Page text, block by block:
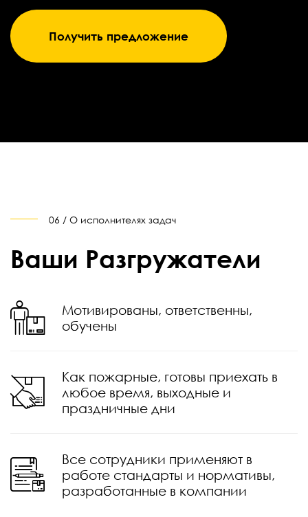
06 / О исполнителях задач
Ваши Разгружатели
Мотивированы, ответственны,
обучены
Как пожарные, готовы приехать в
любое время, выходные и
праздничные дни
Все сотрудники применяют в
работе стандарты и нормативы,
разработанные в компании